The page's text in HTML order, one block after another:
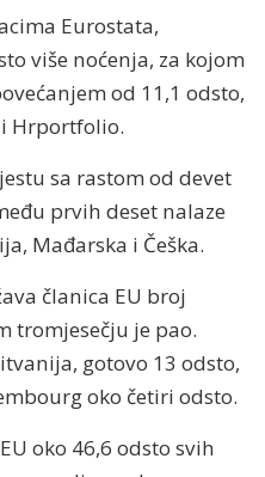
Eurostata,
više noćenja, za kojom
od 11,1 odsto,
Hrportfolio.
sa rastom od devet
prvih deset nalaze
Mađarska i Češka.
članica EU broj
tromjesečju je pao.
gotovo 13 odsto,
oko četiri odsto.
oko 46,6 odsto svih